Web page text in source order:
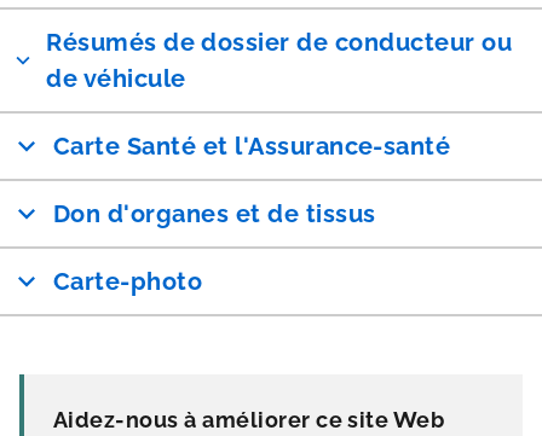
Résumés de dossier de conducteur ou
de véhicule
Carte Santé et l'Assurance-santé
Don d'organes et de tissus
Carte-photo
Aidez-nous à améliorer ce site Web